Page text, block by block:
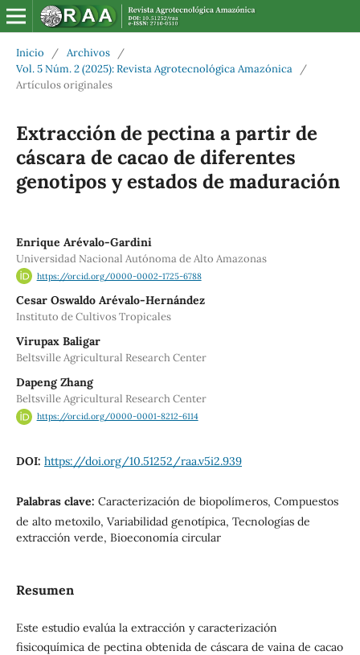
Inicio / Archivos
/
Vol. 5 Núm. 2 (2025): Revista Agrotecnológica Amazónica
/
Artículos originales
Extracción de pectina a partir de
cáscara de cacao de diferentes
genotipos y estados de maduración
Enrique Arévalo-Gardini
Universidad Nacional Autónoma de Alto Amazonas
https://orcid.org/0000-0002-1725-6788
Cesar Oswaldo Arévalo-Hernández
Instituto de Cultivos Tropicales
Virupax Baligar
Beltsville Agricultural Research Center
Dapeng Zhang
Beltsville Agricultural Research Center
https://orcid.org/0000-0001-8212-6114
DOI: https://doi.org/10.51252/raa.v5i2.939
Palabras clave: Caracterización de biopolímeros, Compuestos
de alto metoxilo, Variabilidad genotípica, Tecnologías de
extracción verde, Bioeconomía circular
Resumen
Este estudio evalúa la extracción y caracterización
fisicoquímica de pectina obtenida de cáscara de vaina de cacao